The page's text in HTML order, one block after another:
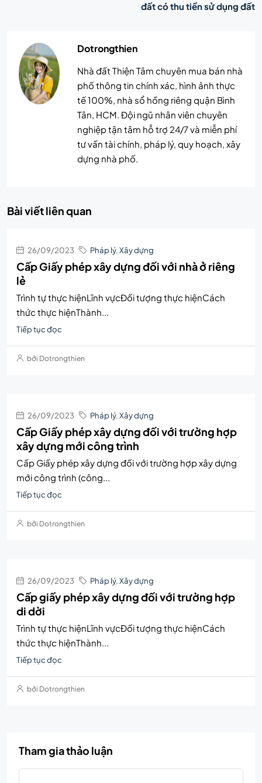
đất có thu tiền sử dụng đất
Dotrongthien
Nhà đất Thiện Tâm chuyên mua bán nhà
phố thông tin chính xác, hình ảnh thực
tế 100%, nhà sổ hồng riêng quận Bình
Tân, HCM. Đội ngũ nhân viên chuyên
nghiệp tận tâm hỗ trợ 24/7 và miễn phí
tư vấn tài chính, pháp lý, quy hoạch, xây
dựng nhà phố.
Bài viết liên quan
26/09/2023 Pháp lý,Xây dựng
Cấp Giấy phép xây dựng đối với nhà ở riêng
lẻ
Trình tự thực hiệnLĩnh vựcĐối tượng thực hiệnCách
thức thực hiệnThành...
Tiếp tục đọc
bởi Dotrongthien
26/09/2023 Pháp lý,Xây dựng
Cấp Giấy phép xây dựng đối với trường hợp
xây dựng mới công trình
Cấp Giấy phép xây dựng đối với trường hợp xây dựng
mới công trình (công...
Tiếp tục đọc
bởi Dotrongthien
26/09/2023 Pháp lý,Xây dựng
Cấp giấy phép xây dựng đối với trường hợp
di dời
Trình tự thực hiệnLĩnh vựcĐối tượng thực hiệnCách
thức thực hiệnThành...
Tiếp tục đọc
bởi Dotrongthien
Tham gia thảo luận